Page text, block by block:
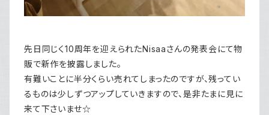
先日同じく10周年を迎えられたNisaaさんの発表会にて物
販で新作を披露しました。
有難いことに半分くらい売れてしまったのですが、残ってい
るものは少しずつアップしていきますので、是非たまに見に
来て下さいませ☆